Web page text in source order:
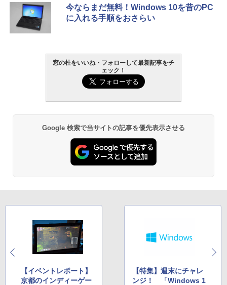
今ならまだ無料！Windows 10を昔のPC
に入れる手順をおさらい
窓の杜をいいね・フォローして最新記事をチ
ェック！
Google 検索で当サイトの記事を優先表示させる
【イベントレポート】
京都のインディーゲー
【特集】週末にチャレ
ンジ！ 「Windows 1